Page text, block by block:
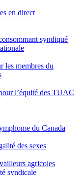
en direct
syndiqué
les membres du
l’équité des TUAC
du Canada
des sexes
agricoles
syndicale